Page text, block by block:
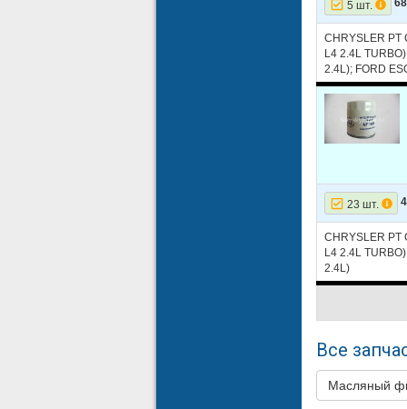
41 JEEP
42 JEEP
43 JEEP
JEEP
46 JEEP
47 JEEP
48 JEEP
49 JEEP
51
52 JEEP
53 JEEP
5 шт.
CHRYSLER PT
L4 2.4L
2.4L); FORD
23 шт.
CHRYSLER PT
L4 2.4L
2.4L)
Все
Масляный